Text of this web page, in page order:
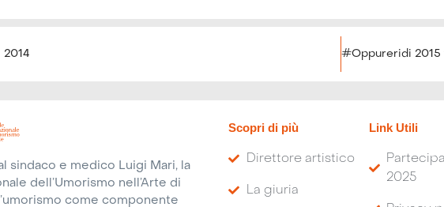
sindaco e medico Luigi Mari, la
dell’Umorismo nell’Arte di
come componente
Scopri di più
Direttore artistico
La giuria
Link Utili
2025